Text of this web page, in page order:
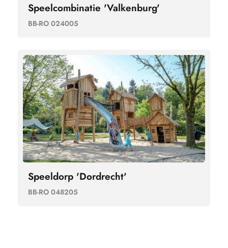
Speelcombinatie 'Valkenburg'
BB-RO 024005
Speeldorp 'Dordrecht'
BB-RO 048205